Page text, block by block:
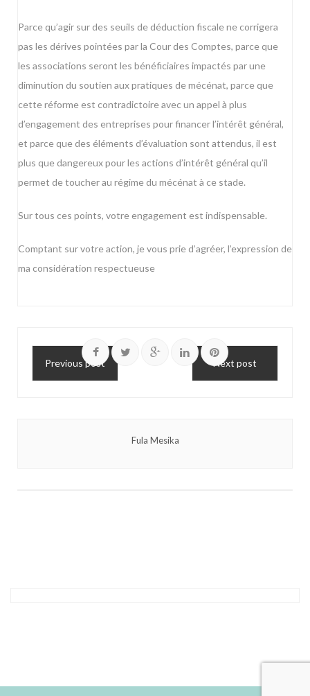
Parce qu’agir sur des seuils de déduction fiscale ne corrigera
pas les dérives pointées par la Cour des Comptes, parce que
les associations seront les bénéficiaires impactés par une
diminution du soutien aux pratiques de mécénat, parce que
cette réforme est contradictoire avec un appel à plus
d’engagement des entreprises pour financer l’intérêt général,
et parce que des éléments d’évaluation sont attendus, il est
plus que dangereux pour les actions d’intérêt général qu’il
permet de toucher au régime du mécénat à ce stade.
Sur tous ces points, votre engagement est indispensable.
Comptant sur votre action, je vous prie d’agréer, l’expression de
ma considération respectueuse
Previous post Next post
Fula Mesika